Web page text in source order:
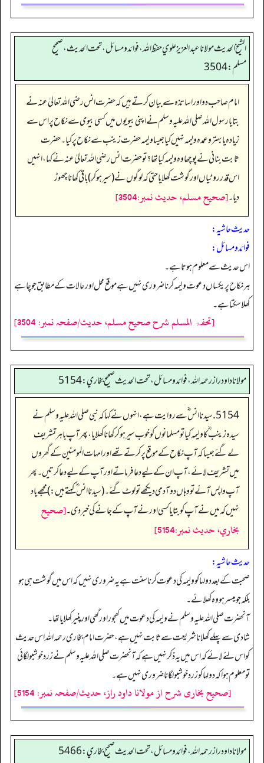
الشيخ الحديث مولانا عبدالعزيز علوي حفظ الله، فوائد و مسائل، تحت الحديث ، صحيح
مسلم: 3504
امام صاحب دو اور اساتذہ سے بیان کرتے ہیں کہ حضرت انس رضی اللہ تعالیٰ عنہ نے
بتایا رسول اللہ صلی اللہ علیہ وسلم نے اپنی بیویوں میں کسی بیوی سے نکاح پر اس سے
زیادہ یا بہتر و عمدہ ولیمہ نہیں کیا جیسا ولیمہ حضرت زینب سے نکاح پر کیا۔ حضرت
ثابت بنانی نے پوچھا وہ ولیمہ کیا تھا؟ تو حضرت انس رضی اللہ تعالیٰ عنہ نے کہا، انہیں
اس قدر روٹیاں اور گوشت کھلایا حتی کہ لوگوں نے (سیر ہو کر) باقی کھانا چھوڑ
دیا۔[صحيح مسلم، حديث نمبر:3504]
حدیث حاشیہ:
فوائد ومسائل:
اس حدیث سے معلوم ہوتا ہے۔
ہر نکاح پر یکساں دعوت ولیمہ کرنا ضروری نہیں ہے موقع محل اور حالات کے مطابق جو چاہے
کھلا سکتا ہے۔
[تحفۃ المسلم شرح صحیح مسلم، حدیث/صفحہ نمبر: 3504]
مولانا داود راز رحمه الله، فوائد و مسائل، تحت الحديث صحيح بخاري: 5154
5154. سیدنا انس ؓ سے روایت ہے، انہوں نے کہا کہ نبی صلی اللہ علیہ وسلم نے
سیدہ زینب‬ ؓ ک‬ا ولیمہ کیا تو مسلمانوں کو خوب سیر ہو کر کھانا کھلایا، پھر آپ باہر تشریف
لے گئے جیسا کہ آپ نکاح کے موقع پر کرتے تھے اور امہات المومنین کے گھروں
میں تشریف لائے، آپ ان کے لیے دعا فرماتے اور آپ کے لیے دعا کرتیں۔ پھر
آپ واپس آئے تو وہاں دو آدمی دیکھے تو لوٹ گئے۔ (سیدنا انس ؓ کہتے ہیں:) مجھے یاد
نہیں کہ میں نے آپ کو بتایا کسی اور نے آپ کے جانے کی خبر دی۔[صحيح
بخاري، حديث نمبر:5154]
حدیث حاشیہ:
صحبت کے بعد دولہا کو ولیمہ کی دعوت کرنا سنت ہے یہ ضروری نہیں کہ اس میں گوشت ہی ہو
بلکہ جو میسر ہو وہ کھلائے۔
آنحضرت صلی اللہ علیہ وسلم نے ولیمہ کی دعوت میں کھجور اور گھی اور پنیر کھلایا تھا۔
شادی سے پہلے کھلانا شریعت سے ثابت نہیں ہے، حضرت امام بخاری رحمہ اللہ اس حدیث
کو اس لئے لائے کہ اس میں یہ ذکر نہیں ہے کہ آنحضرت صلی اللہ علیہ وسلم نے زرد خوشبو لگائی
تو معلوم ہوا کہ دولہا کو زرد خوشبو لگانا ضروری نہیں ہے۔
[صحیح بخاری شرح از مولانا داود راز، حدیث/صفحہ نمبر: 5154]
مولانا داود راز رحمه الله، فوائد و مسائل، تحت الحديث صحيح بخاري: 5466